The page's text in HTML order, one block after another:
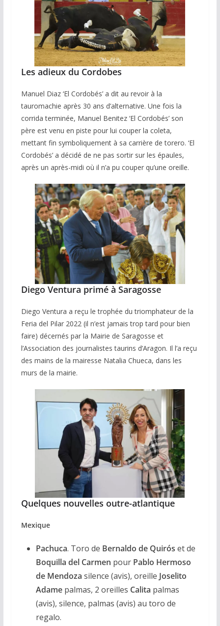
Les adieux du Cordobes
Manuel Diaz ‘El Cordobés’ a dit au revoir à la
tauromachie après 30 ans d’alternative. Une fois la
corrida terminée, Manuel Benitez ‘El Cordobés’ son
père est venu en piste pour lui couper la coleta,
mettant fin symboliquement à sa carrière de torero. ‘El
Cordobés’ a décidé de ne pas sortir sur les épaules,
après un après-midi où il n’a pu couper qu’une oreille.
Diego Ventura primé à Saragosse
Diego Ventura a reçu le trophée du triomphateur de la
Feria del Pilar 2022 (il n’est jamais trop tard pour bien
faire) décernés par la Mairie de Saragosse et
l’Association des journalistes taurins d’Aragon. Il l’a reçu
des mains de la mairesse Natalia Chueca, dans les
murs de la mairie.
Quelques nouvelles outre-atlantique
Mexique
Pachuca. Toro de Bernaldo de Quirós et de
Boquilla del Carmen pourPablo Hermoso
de Mendoza silence (avis), oreille Joselito
Adamepalmas, 2 oreilles Calita palmas
(avis), silence, palmas (avis) au toro de
regalo.